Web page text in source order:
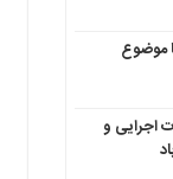
موضوع
اجرایی و